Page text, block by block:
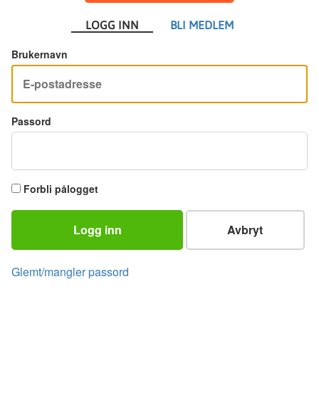
LOGG INN BLI MEDLEM
Brukernavn
Passord
Forbli pålogget
Logg inn Avbryt
Glemt/mangler passord